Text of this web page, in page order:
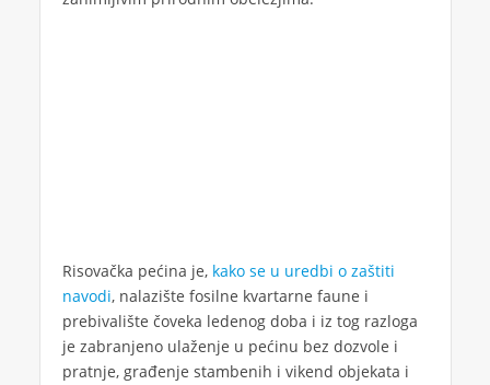
Risovačka pećina je, kako se u uredbi o zaštiti
navodi, nalazište fosilne kvartarne faune i
prebivalište čoveka ledenog doba i iz tog razloga
je zabranjeno ulaženje u pećinu bez dozvole i
pratnje, građenje stambenih i vikend objekata i